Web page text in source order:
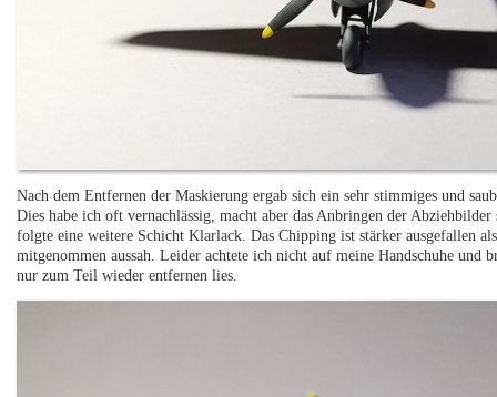
Nach dem Entfernen der Maskierung ergab sich ein sehr stimmiges und
Dies habe ich oft vernachlässig, macht aber das Anbringen der Abziehbilder
folgte eine weitere Schicht Klarlack. Das Chipping ist stärker ausgefallen
mitgenommen aussah. Leider achtete ich nicht auf meine Handschuhe und
nur zum Teil wieder entfernen lies.